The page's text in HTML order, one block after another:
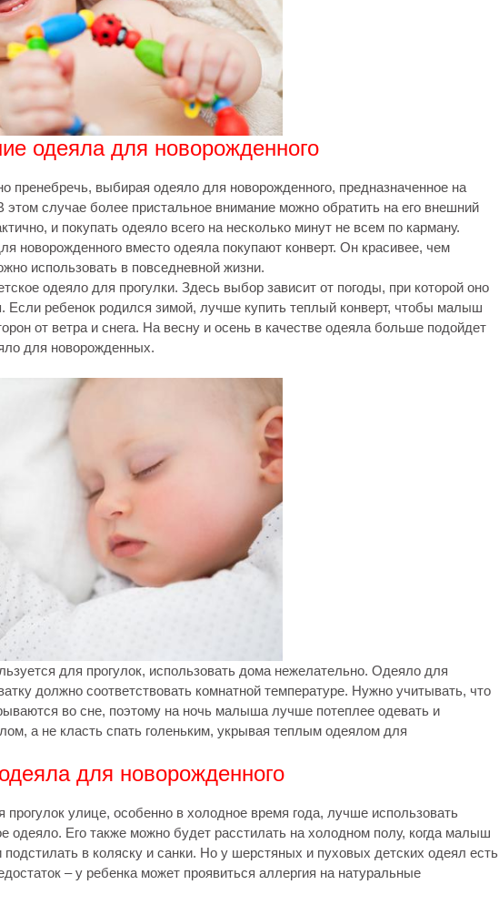
одеяла для новорожденного
пренебречь, выбирая одеяло для новорожденного, предназначенное на
этом случае более пристальное внимание можно обратить на его внешний
и покупать одеяло всего на несколько минут не всем по карману.
новорожденного вместо одеяла покупают конверт. Он красивее, чем
использовать в повседневной жизни.
одеяло для прогулки. Здесь выбор зависит от погоды, при которой оно
Если ребенок родился зимой, лучше купить теплый конверт, чтобы малыш
от ветра и снега. На весну и осень в качестве одеяла больше подойдет
для новорожденных.
для прогулок, использовать дома нежелательно. Одеяло для
должно соответствовать комнатной температуре. Нужно учитывать, что
во сне, поэтому на ночь малыша лучше потеплее одевать и
а не класть спать голеньким, укрывая теплым одеялом для
для новорожденного
прогулок улице, особенно в холодное время года, лучше использовать
одеяло. Его также можно будет расстилать на холодном полу, когда малыш
в коляску и санки. Но у шерстяных и пуховых детских одеял есть
– у ребенка может проявиться аллергия на натуральные